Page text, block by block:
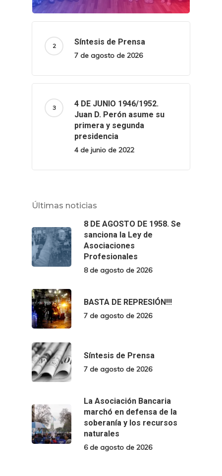
Síntesis de Prensa
7 de agosto de 2026
4 DE JUNIO 1946/1952.
Juan D. Perón asume su
primera y segunda
presidencia
4 de junio de 2022
Últimas noticias
8 DE AGOSTO DE 1958. Se
sanciona la Ley de
Asociaciones
Profesionales
8 de agosto de 2026
BASTA DE REPRESIÓN!!!
7 de agosto de 2026
Síntesis de Prensa
7 de agosto de 2026
La Asociación Bancaria
marchó en defensa de la
soberanía y los recursos
naturales
6 de agosto de 2026